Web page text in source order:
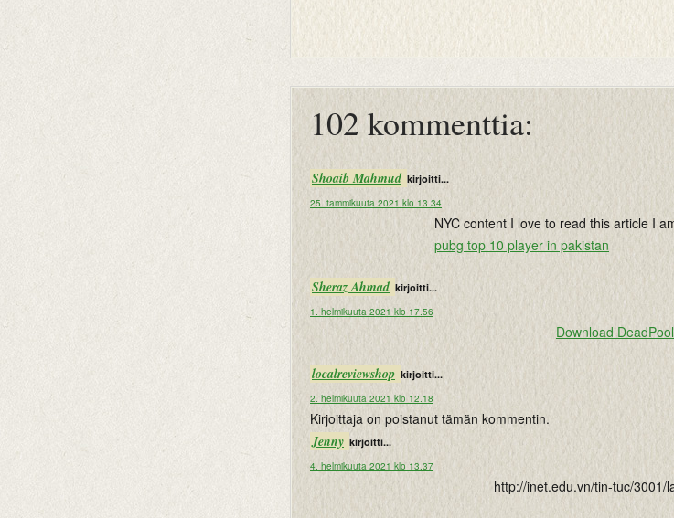
102 kommenttia:
Shoaib Mahmud kirjoitti...
25. tammikuuta 2021 klo 13.34
NYC content I love to read this article I
pubg top 10 player in pakistan
Sheraz Ahmad kirjoitti...
1. helmikuuta 2021 klo 17.56
Download
localreviewshop kirjoitti...
2. helmikuuta 2021 klo 12.18
Kirjoittaja on poistanut tämän kommentin.
Jenny kirjoitti...
4. helmikuuta 2021 klo 13.37
http://inet.edu.vn/tin-tuc/3001/